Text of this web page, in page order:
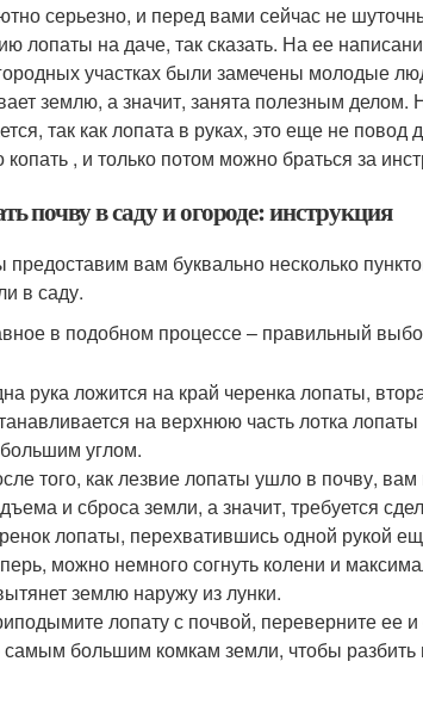
серьезно, и перед вами сейчас не
лопаты на даче, так сказать. На ее
участках были замечены молодые
землю, а значит, занята полезным
так как лопата в руках, это еще не
копать , и только потом можно браться за
почву в саду и огороде: инструкция
вам буквально несколько
в саду.
в подобном процессе – правильный
рука ложится на край черенка лопаты,
на верхнюю часть лотка
углом.
того, как лезвие лопаты ушло в почву,
и сброса земли, а значит, требуется
лопаты, перехватившись одной рукой
можно немного согнуть колени и
землю наружу из лунки.
лопату с почвой, переверните ее и
самым большим комкам земли, чтобы разбить